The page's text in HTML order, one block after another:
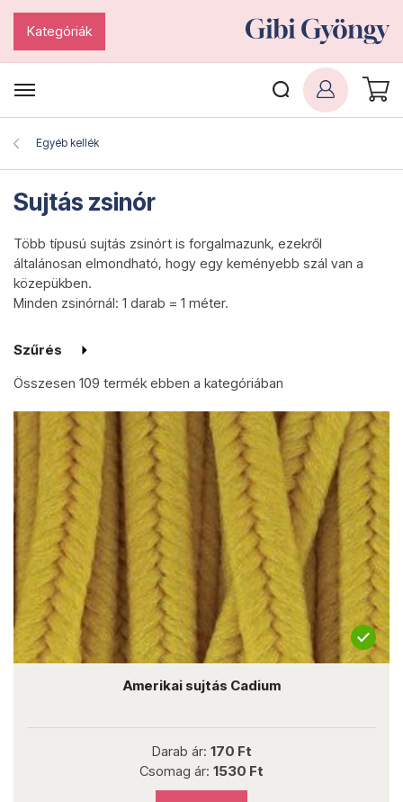
Kategóriák
Egyéb kellék
Sujtás zsinór
Több típusú sujtás zsinórt is forgalmazunk, ezekről
általánosan elmondható, hogy egy keményebb szál van a
közepükben.
Minden zsinórnál: 1 darab = 1 méter.
Szűrés
Összesen 109 termékebben a kategóriában
Amerikai sujtás Cadium
Darab ár: 170 Ft
Csomag ár: 1530 Ft